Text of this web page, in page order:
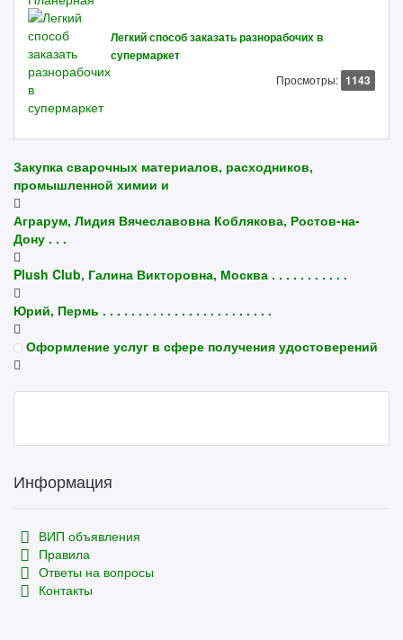
Легкий способ заказать разнорабочих в
супермаркет
Просмотры: 1143
Закупка сварочных материалов, расходников,
промышленной химии и
Аграрум, Лидия Вячеславовна Коблякова, Ростов-на-
Дону . . .
Plush Club, Галина Викторовна, Москва . . . . . . . . . . .
Юрий, Пермь . . . . . . . . . . . . . . . . . . . . . . . .
Оформление услуг в сфере получения удостоверений
Информация
ВИП объявления
Правила
Ответы на вопросы
Контакты